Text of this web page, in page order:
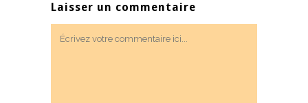
Laisser un commentaire